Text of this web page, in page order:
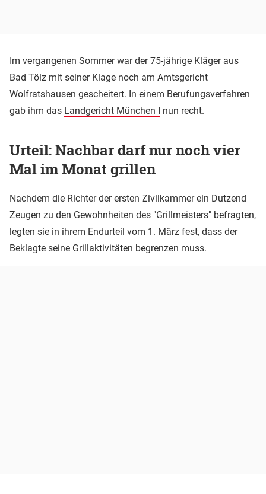
Im vergangenen Sommer war der 75-jährige Kläger aus
Bad Tölz mit seiner Klage noch am Amtsgericht
Wolfratshausen gescheitert. In einem Berufungsverfahren
gab ihm das Landgericht München I nun recht.
Urteil: Nachbar darf nur noch vier
Mal im Monat grillen
Nachdem die Richter der ersten Zivilkammer ein Dutzend
Zeugen zu den Gewohnheiten des "Grillmeisters" befragten,
legten sie in ihrem Endurteil vom 1. März fest, dass der
Beklagte seine Grillaktivitäten begrenzen muss.